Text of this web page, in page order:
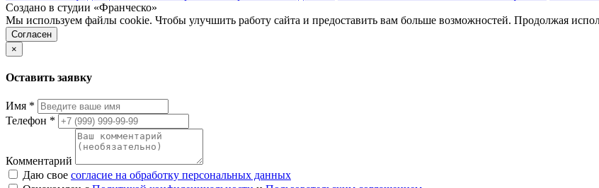
Создано в студии «Франческо»
Мы используем файлы cookie. Чтобы улучшить работу сайта и предоставить вам больше возможностей. Продолжая
Согласен
×
Оставить заявку
Имя *
Телефон *
Комментарий
Даю свое согласие на обработку персональных данных